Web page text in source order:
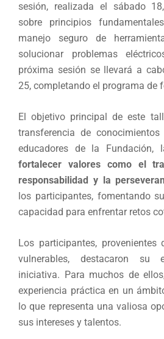
sesión, realizada el sábado
sobre principios
manejo seguro de
solucionar problemas
próxima sesión se llevará a
25, completando el programa de
El objetivo principal de este
transferencia de
educadores de la Fundación,
fortalecer valores como el
responsabilidad y la
los participantes, fomentando
capacidad para enfrentar retos
Los participantes, provenientes
vulnerables, destacaron su
iniciativa. Para muchos de
experiencia práctica en un
lo que representa una valiosa
sus intereses y talentos.